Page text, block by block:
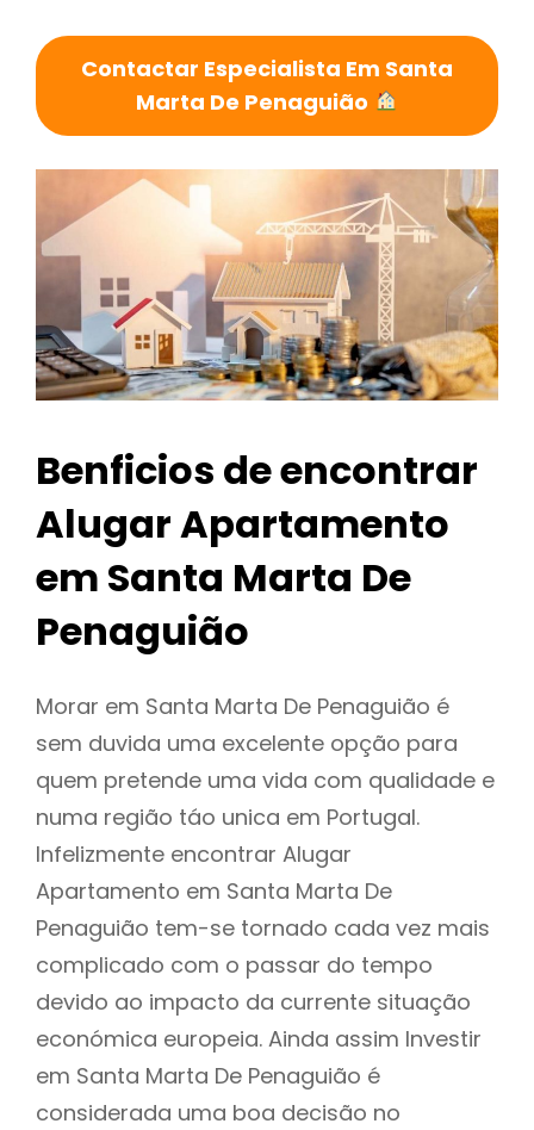
Contactar Especialista Em Santa
Marta De Penaguião
Benficios de encontrar
Alugar Apartamento
em Santa Marta De
Penaguião
Morar em Santa Marta De Penaguião é
sem duvida uma excelente opção para
quem pretende uma vida com qualidade e
numa região táo unica em Portugal.
Infelizmente encontrar Alugar
Apartamento em Santa Marta De
Penaguião tem-se tornado cada vez mais
complicado com o passar do tempo
devido ao impacto da currente situação
económica europeia. Ainda assim Investir
em Santa Marta De Penaguião é
considerada uma boa decisão no